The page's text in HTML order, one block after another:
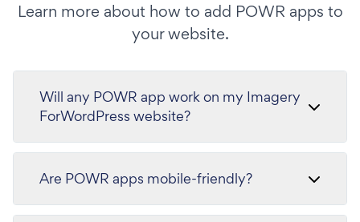
Learn more about how to add POWR apps to
your website.
Will any POWR app work on my Imagery
ForWordPress website?
Are POWR apps mobile-friendly?